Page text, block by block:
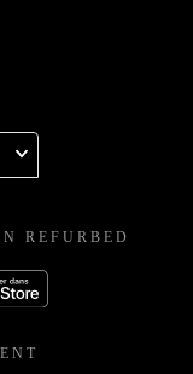
REFURBED